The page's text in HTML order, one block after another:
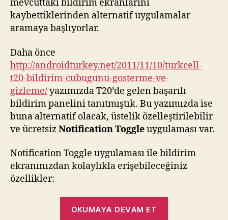
mevcuttaki bildirim ekranlarını
kaybettiklerinden alternatif uygulamalar
aramaya başlıyorlar.
Daha önce
http://androidturkey.net/2011/11/10/turkcell-
t20-bildirim-cubugunu-gosterme-ve-
gizleme/yazımızda T20’de gelen başarılı
bildirim panelini tanıtmıştık. Bu yazımızda ise
buna alternatif olacak, üstelik özelleştirilebilir
ve ücretsizNotification Toggleuygulaması var.
Notification Toggle uygulaması ile bildirim
ekranınızdan kolaylıkla erişebileceğiniz
özellikler:
OKUMAYA DEVAM ET